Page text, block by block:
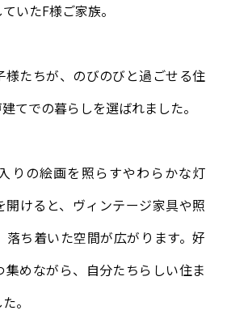
いたF様ご家族。
様たちが、のびのびと過ごせる住
てでの暮らしを選ばれました。
りの絵画を照らすやわらかな灯
開けると、ヴィンテージ家具や照
落ち着いた空間が広がります。好
集めながら、自分たちらしい住ま
。